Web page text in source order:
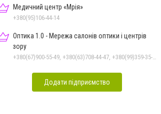
Медичний центр «Мрія»
+380(95)106-44-14
Оптика 1.0 - Мережа салонів оптики і центрів
зору
Додати підприємство